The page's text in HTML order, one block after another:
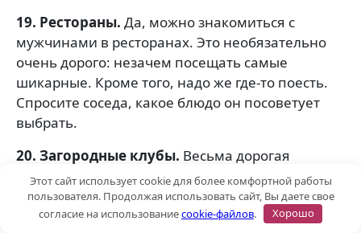
19. Рестораны. Да, можно знакомиться с
мужчинами в ресторанах. Это необязательно
очень дорого: незачем посещать самые
шикарные. Кроме того, надо же где-то поесть.
Спросите соседа, какое блюдо он посоветует
выбрать.
20. Загородные клубы. Весьма дорогая
возможность познакомиться с довольно
ограниченным числом мужчин. Перед тем как
вступить в такой клуб, подсчитайте затраты на
Этот сайт использует cookie для более комфортной работы
пользователя. Продолжая использовать сайт, Вы даете свое
согласие на использованиеcookie-файлов. Хорошо